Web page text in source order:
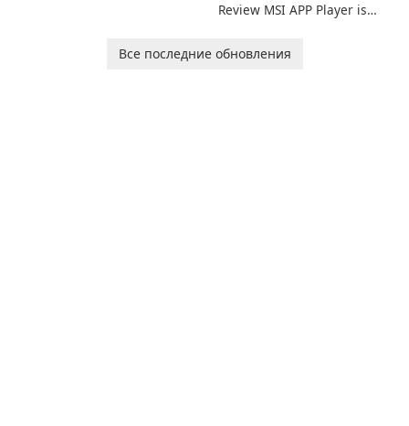
Review MSI APP Player is
emulator built atop the
Все последние обновления